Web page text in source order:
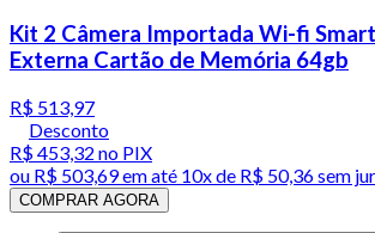
Kit 2 Câmera Importada Wi-fi
Externa Cartão de Memória 64gb
R$ 513,97
Desconto
R$ 453,32 no PIX
ou R$ 503,69em até 10x de R$ 50,36 sem
COMPRAR AGORA